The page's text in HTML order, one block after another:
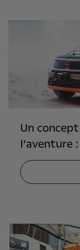
Un
l’aventure